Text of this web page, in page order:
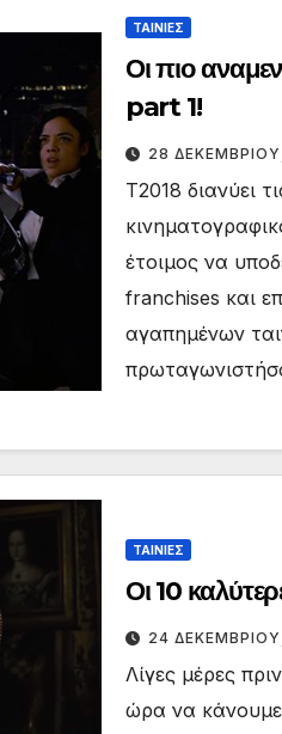
ΤΑΙΝΙΕΣ
Οι πιο
part 1!
28
Τ2018 διανύει
έτοιμος να
franchises και
αγαπημένων
ΤΑΙΝΙΕΣ
Οι 10
24
Λίγες μέρες
ώρα να